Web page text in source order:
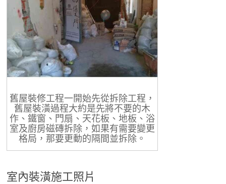
舊屋裝修工程一開始先從拆除工程，
舊屋裝潢過程大約是先將不要的木
作、鐵窗、門扇、天花板、地板、浴
室及廚房磁磚拆除，如果有需要變更
格局，那要更動的隔間並拆除。
室內裝潢施工照片